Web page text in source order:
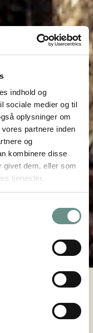
indhold og
sociale medier og til
oplysninger om
partnere inden
og
kombinere disse
givet dem, eller som
tjenester.
mere
og fritidstilbud